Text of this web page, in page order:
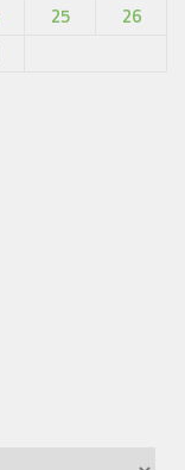
25
26